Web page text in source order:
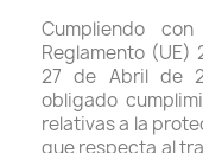
Cumpliendo
Reglamento (UE)
27 de Abril de
obligado
relativas a la
que respecta al